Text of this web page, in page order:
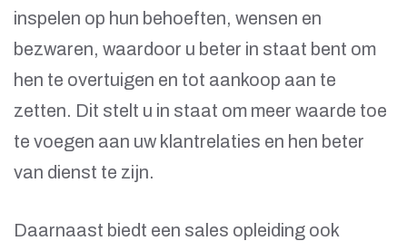
inspelen op hun behoeften, wensen en
bezwaren, waardoor u beter in staat bent om
hen te overtuigen en tot aankoop aan te
zetten. Dit stelt u in staat om meer waarde toe
te voegen aan uw klantrelaties en hen beter
van dienst te zijn.
Daarnaast biedt een sales opleiding ook